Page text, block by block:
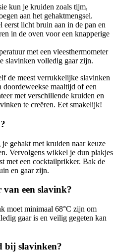
kun je kruiden zoals tijm,
aan het gehaktmengsel.
eerst licht bruin aan in de pan en
in de oven voor een knapperige
met een vleesthermometer
slavinken volledig gaar zijn.
de meest verrukkelijke slavinken
maaltijd of een
met verschillende kruiden en
te creëren. Eet smakelijk!
gehakt met kruiden naar keuze
Vervolgens wikkel je dun plakjes
met een cocktailprikker. Bak de
en gaar zijn.
een slavink?
moet minimaal 68°C zijn om
gaar is en veilig gegeten kan
bij slavinken?